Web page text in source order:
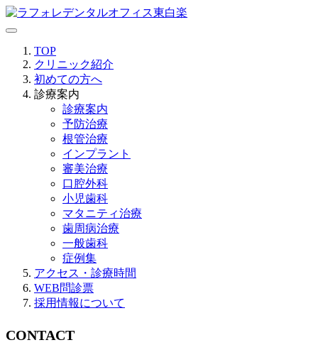
TOP
クリニック紹介
初めての方へ
診療案内
診療案内
予防治療
根管治療
インプラント
審美治療
口腔外科
小児歯科
マタニティ治療
歯周病治療
一般歯科
症例集
アクセス・診療時間
WEB問診票
採用情報について
CONTACT